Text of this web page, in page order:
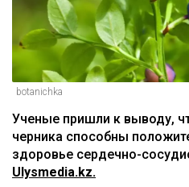
botanichka
Ученые пришли к выводу,
черника способны
здоровье сердечно-
Ulysmedia.kz.